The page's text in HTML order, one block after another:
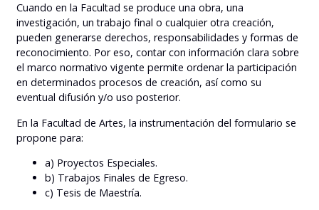
Cuando en la Facultad se produce una obra, una
investigación, un trabajo final o cualquier otra creación,
pueden generarse derechos, responsabilidades y formas de
reconocimiento. Por eso, contar con información clara sobre
el marco normativo vigente permite ordenar la participación
en determinados procesos de creación, así como su
eventual difusión y/o uso posterior.
En la Facultad de Artes, la instrumentación del formulario se
propone para:
a) Proyectos Especiales.
b) Trabajos Finales de Egreso.
c) Tesis de Maestría.